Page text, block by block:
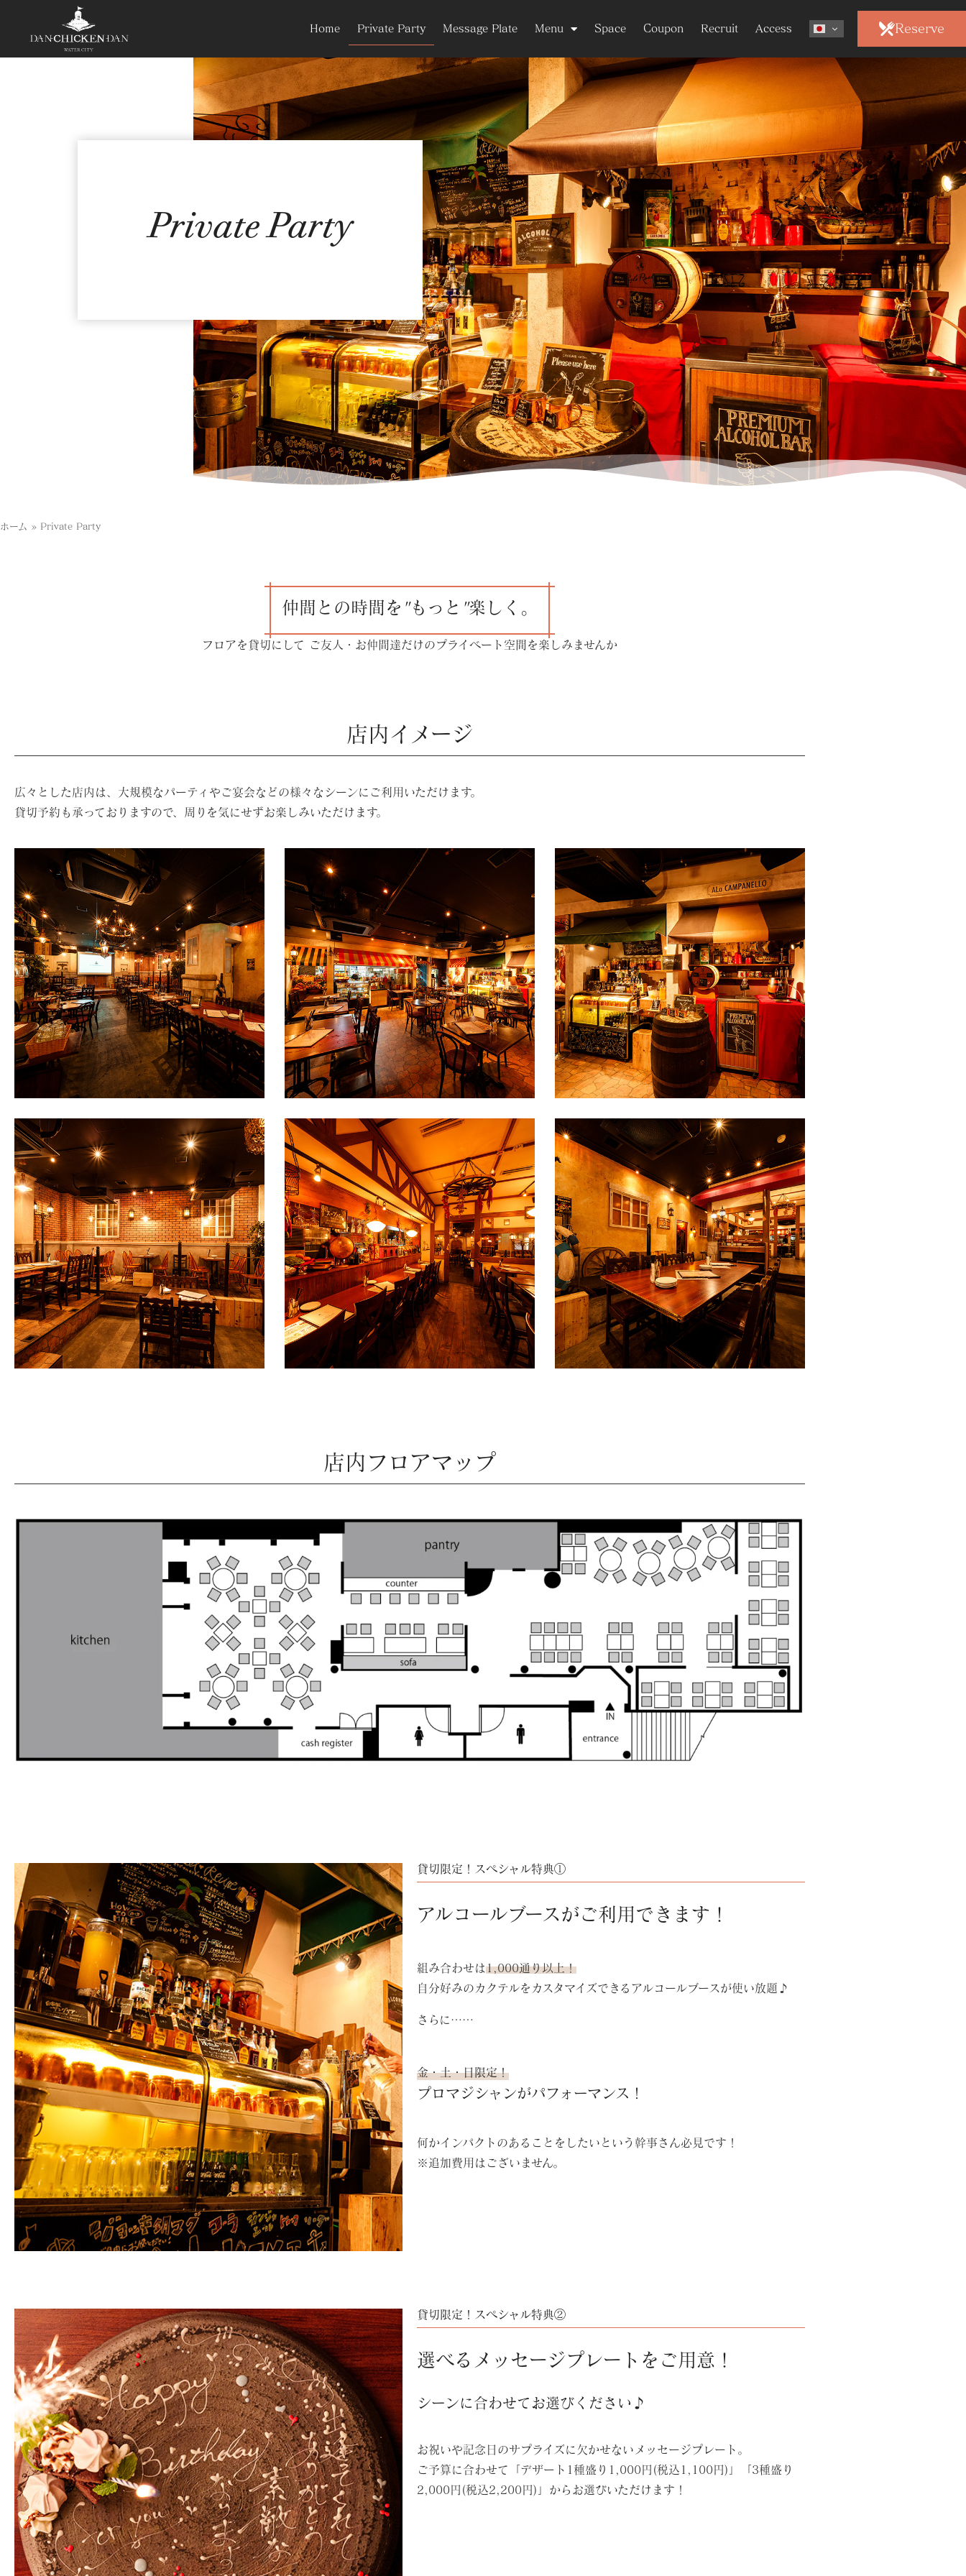
Home Private Party Message Plate Menu Space Coupon Recruit Access Reserve
Private Party
ホーム » Private Party
仲間との時間を"もっと"楽しく。
フロアを貸切にして ご友人・お仲間達だけのプライベート空間を楽しみませんか
店内イメージ
広々とした店内は、大規模なパーティやご宴会などの様々なシーンにご利用いただけます。
貸切予約も承っておりますので、周りを気にせずお楽しみいただけます。
店内フロアマップ
貸切限定！スペシャル特典①
アルコールブースがご利用できます！
組み合わせは1,000通り以上！
自分好みのカクテルをカスタマイズできるアルコールブースが使い放題♪
さらに……
金・土・日限定！
プロマジシャンがパフォーマンス！
何かインパクトのあることをしたいという幹事さん必見です！
※追加費用はございません。
貸切限定！スペシャル特典②
選べるメッセージ プレートをご用意！
シーンに合わせてお選びください♪
お祝いや記念日のサプライズに欠かせないメッセージプレート。
ご予算に合わせて「デザート1種盛り1,000円(税込1,100円)」「3種盛り
2,000円(税込2,200円)」からお選びいただけます！